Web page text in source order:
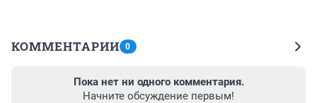
КОММЕНТАРИИ 0
Пока нет ни одного комментария.
Начните обсуждение первым!